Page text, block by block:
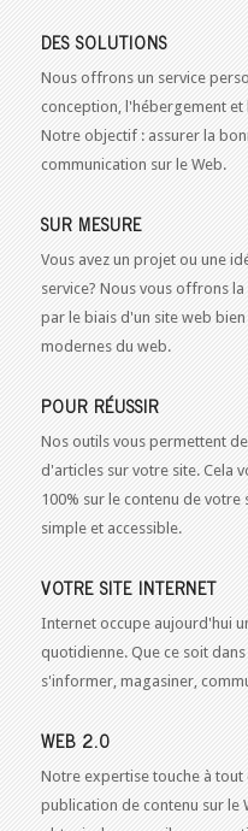
DES SOLUTIONS
Nous offrons un service
conception, l'hébergement
Notre objectif : assurer la
communication sur le Web.
SUR MESURE
Vous avez un projet ou une
service? Nous vous offrons
par le biais d'un site web
modernes du web.
POUR RÉUSSIR
Nos outils vous permettent
d'articles sur votre site. Cela
100% sur le contenu de
simple et accessible.
VOTRE SITE INTERNET
Internet occupe aujourd'hui
quotidienne. Que ce soit
s'informer, magasiner,
WEB 2.0
Notre expertise touche à tout
publication de contenu sur le